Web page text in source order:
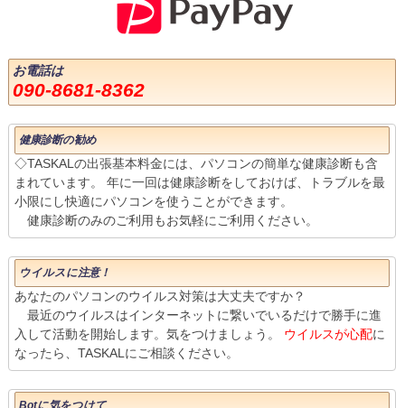
お電話は
090-8681-8362
健康診断の勧め
◇TASKALの出張基本料金には、パソコンの簡単な健康診断も含
まれています。 年に一回は健康診断をしておけば、トラブルを最
小限にし快適にパソコンを使うことができます。
健康診断のみのご利用もお気軽にご利用ください。
ウイルスに注意！
あなたのパソコンのウイルス対策は大丈夫ですか？
最近のウイルスはインターネットに繋いでいるだけで勝手に進
入して活動を開始します。気をつけましょう。 ウイルスが心配に
なったら、TASKALにご相談ください。